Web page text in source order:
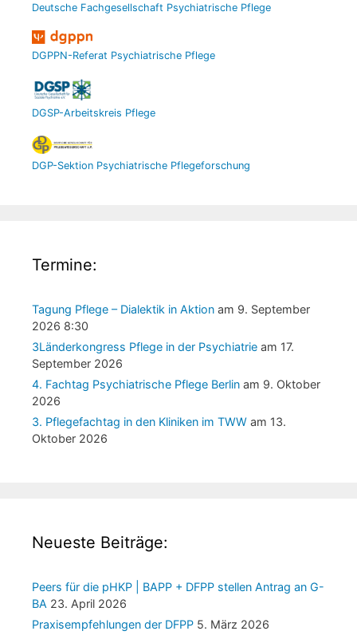
Deutsche Fachgesellschaft Psychiatrische Pflege
DGPPN-Referat Psychiatrische Pflege
DGSP-Arbeitskreis Pflege
DGP-Sektion Psychiatrische Pflegeforschung
Termine:
Tagung Pflege – Dialektik in Aktion am 9. September
2026 8:30
3Länderkongress Pflege in der Psychiatrie am 17.
September 2026
4. Fachtag Psychiatrische Pflege Berlin am 9. Oktober
2026
3. Pflegefachtag in den Kliniken im TWW am 13.
Oktober 2026
Neueste Beiträge:
Peers für die pHKP | BAPP + DFPP stellen Antrag an G-
BA 23. April 2026
Praxisempfehlungen der DFPP 5. März 2026